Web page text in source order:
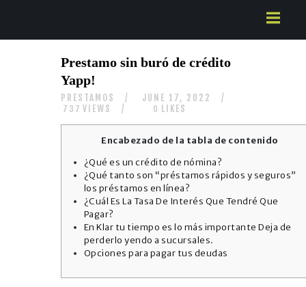
ABOUT US
SERVICES
CONTACTS
Prestamo sin buró de crédito
Yapp!
PRESTAMOS JUNE 17, 2022
737 VIEWS 0 LIKES
Encabezado de la tabla de contenido
¿Qué es un crédito de nómina?
¿Qué tanto son “préstamos rápidos y seguros”
los préstamos en línea?
¿Cuál Es La Tasa De Interés Que Tendré Que
Pagar?
En Klar tu tiempo es lo más importante Deja de
perderlo yendo a sucursales.
Opciones para pagar tus deudas